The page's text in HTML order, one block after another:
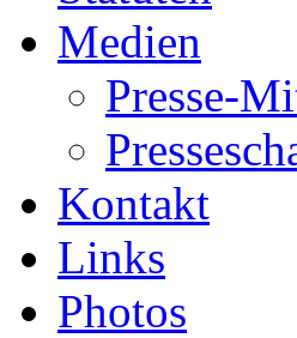
Medien
Presse-
Kontakt
Links
Photos